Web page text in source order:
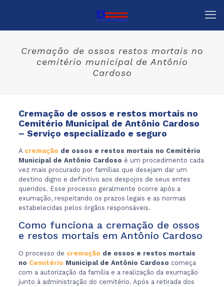
Cremação de ossos restos mortais no
cemitério municipal de Antônio
Cardoso
Cremação de ossos e restos mortais no
Cemitério Municipal de Antônio Cardoso
– Serviço especializado e seguro
A cremação de ossos e restos mortais no Cemitério
Municipal de Antônio Cardoso é um procedimento cada
vez mais procurado por famílias que desejam dar um
destino digno e definitivo aos despojos de seus entes
queridos. Esse processo geralmente ocorre após a
exumação, respeitando os prazos legais e as normas
estabelecidas pelos órgãos responsáveis.
Como funciona a cremação de ossos
e restos mortais em Antônio Cardoso
O processo de cremação de ossos e restos mortais
no Cemitério Municipal de Antônio Cardoso começa
com a autorização da família e a realização da exumação
junto à administração do cemitério. Após a retirada dos